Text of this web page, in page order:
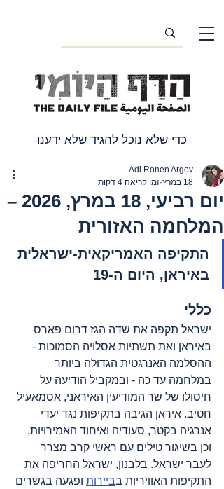
כדי שלא נוכל להגיד שלא ידענו
יום רביעי, 18 במרץ, 2026 –
המלחמה האזורית
Adi Ronen Argov
18 במרץ
זמן קריאה 4 דקות
התקיפה האמריקאית-ישראלית
באיראן, היום ה-19
כללי
ישראל תקפה את שדה הגז דרום פארס
באיראן ואת תשתיות אסלויה הסמוכות -
ההסלמה האנרגטית הגדולה ביותר
במלחמה עד כה - ובמקביל הודיעה על
חיסולו של שר המודיעין האיראני, אסמאעיל
חטיב. איראן הגיבה בתקיפות נגד יעדי
אנרגיה בקטר, סעודיה ואיחוד האמירויות,
וכן בשיגור טילים עם ראשי קרב מצרר
לעבר ישראל. בלבנון, ישראל החריפה את
התקיפות האוויריות בביירות ופגעה בגשרים